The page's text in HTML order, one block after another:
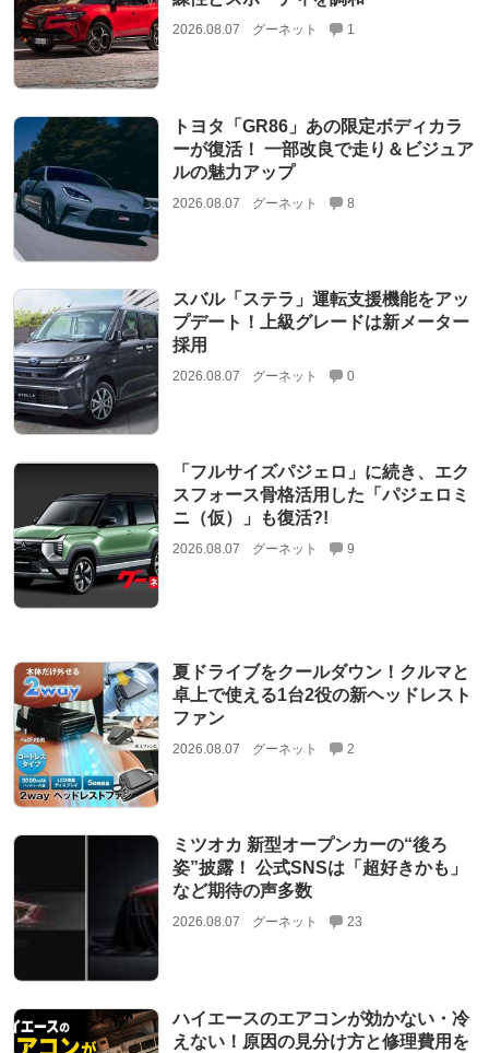
2026.08.07 グーネット 1
トヨタ「GR86」あの限定ボディカラ
ーが復活！ 一部改良で走り＆ビジュア
ルの魅力アップ
2026.08.07 グーネット 8
スバル「ステラ」運転支援機能をアッ
プデート！上級グレードは新メーター
採用
2026.08.07 グーネット 0
「フルサイズパジェロ」に続き、エク
スフォース骨格活用した「パジェロミ
ニ（仮）」も復活?!
2026.08.07 グーネット 9
夏ドライブをクールダウン！クルマと
卓上で使える1台2役の新ヘッドレスト
ファン
2026.08.07 グーネット 2
ミツオカ 新型オープンカーの“後ろ
姿”披露！ 公式SNSは「超好きかも」
など期待の声多数
2026.08.07 グーネット 23
ハイエースのエアコンが効かない・冷
えない！原因の見分け方と修理費用を